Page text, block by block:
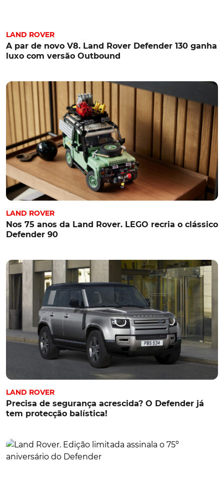
LAND ROVER
A par de novo V8. Land Rover Defender 130 ganha
luxo com versão Outbound
LAND ROVER
Nos 75 anos da Land Rover. LEGO recria o clássico
Defender 90
LAND ROVER
Precisa de segurança acrescida? O Defender já
tem protecção balística!